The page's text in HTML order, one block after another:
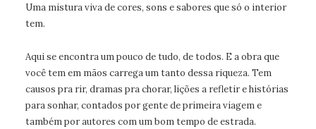
Uma mistura viva de cores, sons e sabores que só o interior
tem.
Aqui se encontra um pouco de tudo, de todos. E a obra que
você tem em mãos carrega um tanto dessa riqueza. Tem
causos pra rir, dramas pra chorar, lições a refletir e histórias
para sonhar, contados por gente de primeira viagem e
também por autores com um bom tempo de estrada.